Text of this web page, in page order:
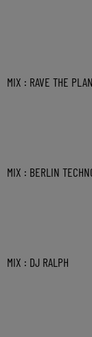
MIX : RAVE THE
MIX : BERLIN
MIX : DJ RALPH